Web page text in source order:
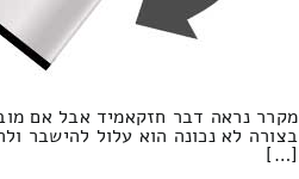
מקרר נראה דבר חזקאמיד אבל אם
בצורה לא נכונה הוא עלול להישבר
[…]